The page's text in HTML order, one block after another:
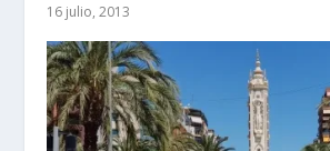
16 julio, 2013